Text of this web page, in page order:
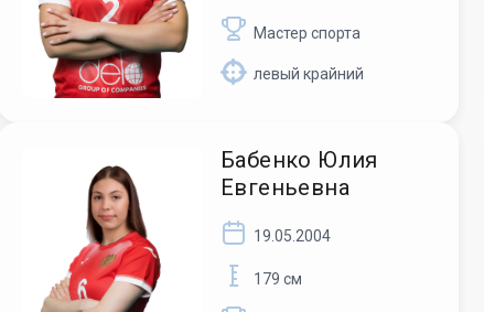
Мастер спорта
левый крайний
Бабенко Юлия
Евгеньевна
19.05.2004
179 см